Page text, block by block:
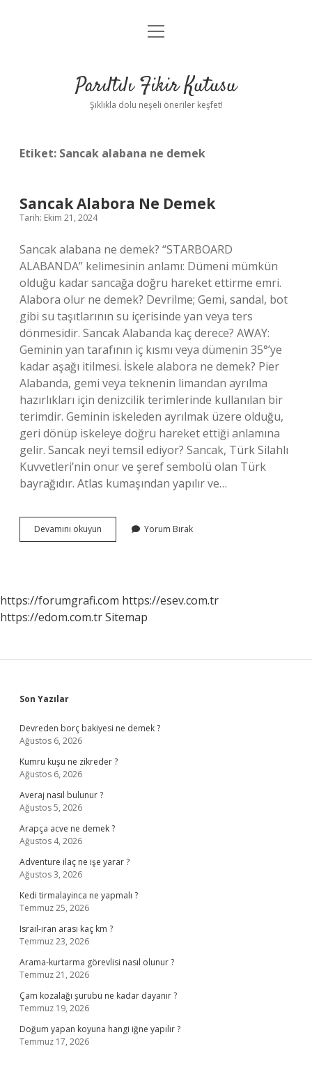
Anasayfa
Yasal Uyarı
menüyü
Parıltılı Fikir Kutusu
Şıklıkla dolu neşeli öneriler keşfet!
Etiket: Sancak alabana ne demek
Sancak Alabora Ne Demek
Tarih: Ekim 21, 2024
Sancak alabana ne demek? “STARBOARD
ALABANDA” kelimesinin anlamı: Dümeni mümkün
olduğu kadar sancağa doğru hareket ettirme emri.
Alabora olur ne demek? Devrilme; Gemi, sandal, bot
gibi su taşıtlarının su içerisinde yan veya ters
dönmesidir. Sancak Alabanda kaç derece? AWAY:
Geminin yan tarafının iç kısmı veya dümenin 35°’ye
kadar aşağı itilmesi. İskele alabora ne demek? Pier
Alabanda, gemi veya teknenin limandan ayrılma
hazırlıkları için denizcilik terimlerinde kullanılan bir
terimdir. Geminin iskeleden ayrılmak üzere olduğu,
geri dönüp iskeleye doğru hareket ettiği anlamına
gelir. Sancak neyi temsil ediyor? Sancak, Türk Silahlı
Kuvvetleri’nin onur ve şeref sembolü olan Türk
bayrağıdır. Atlas kumaşından yapılır ve…
Devamını okuyun
Alabora
Yorum Bırak
https://forumgrafi.com https://esev.com.tr
https://edom.com.trSitemap
Sidebar
Son Yazılar
Devreden borç bakiyesi ne demek ?
Ağustos 6, 2026
Kumru kuşu ne zikreder ?
Ağustos 6, 2026
Averaj nasıl bulunur ?
Ağustos 5, 2026
Arapça acve ne demek ?
Ağustos 4, 2026
Adventure ilaç ne işe yarar ?
Ağustos 3, 2026
Kedi tirmalayinca ne yapmalı ?
Temmuz 25, 2026
Israıl-ıran arası kaç km ?
Temmuz 23, 2026
Arama-kurtarma görevlisi nasıl olunur ?
Temmuz 21, 2026
Çam kozalağı şurubu ne kadar dayanır ?
Temmuz 19, 2026
Doğum yapan koyuna hangi iğne yapılır ?
Temmuz 17, 2026